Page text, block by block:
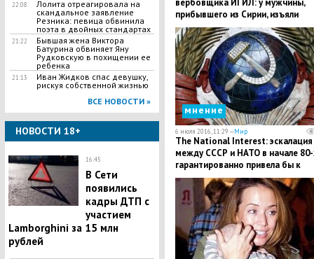
22:08
Лолита отреагировала на
скандальное заявление
Резника: певица обвинила
поэта в двойных стандартах
21:22
Бывшая жена Виктора
Батурина обвиняет Яну
Рудковскую в похищении ее
ребенка
21:13
Иван Жидков спас девушку,
рискуя собственной жизнью
ВСЕ НОВОСТИ »
НОВОСТИ 18+
16:45
В Сети
появились
кадры ДТП с
участием
Lamborghini за 15 млн
рублей
прибывшего из Сирии, изъяли
арсенал оружия
мнение
6 июля 2016, 11:29 —Мир
The National Interest: эскалация
между СССР и НАТО в начале
гарантированно привела бы к
ядерной войне